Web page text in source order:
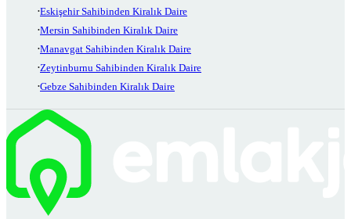
Eskişehir Sahibinden Kiralık Daire
Mersin Sahibinden Kiralık Daire
Manavgat Sahibinden Kiralık Daire
Zeytinburnu Sahibinden Kiralık Daire
Gebze Sahibinden Kiralık Daire